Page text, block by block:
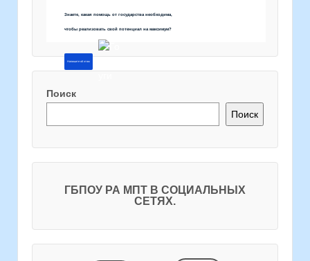
Знаете, какая помощь от государства необходима,
чтобы реализовать свой потенциал на максимум?
Напишите об этом
Поиск
Поиск
ГБПОУ РА МПТ В СОЦИАЛЬНЫХ
СЕТЯХ.